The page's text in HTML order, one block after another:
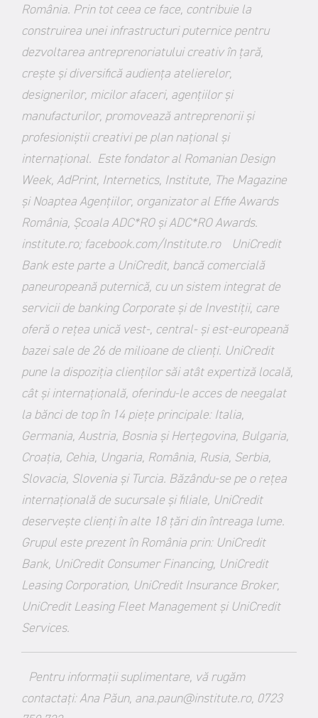
România. Prin tot ceea ce face, contribuie la
construirea unei infrastructuri puternice pentru
dezvoltarea antreprenoriatului creativ în țară,
crește și diversifică audiența atelierelor,
designerilor, micilor afaceri, agențiilor și
manufacturilor, promovează antreprenorii și
profesioniștii creativi pe plan național și
internațional. Este fondator al Romanian Design
Week, AdPrint, Internetics, Institute, The Magazine
şi Noaptea Agenţiilor, organizator al Effie Awards
România, Şcoala ADC*RO şi ADC*RO Awards.
institute.ro; facebook.com/Institute.ro
UniCredit
Bankeste parte a UniCredit, bancă comercială
paneuropeană puternică, cu un sistem integrat de
servicii de banking Corporate şi de Investiţii, care
oferă o rețea unică vest-, central- şi est-europeană
bazei sale de 26 de milioane de clienți. UniCredit
pune la dispoziția clienților săi atât expertiză locală,
cât și internațională, oferindu-le acces de neegalat
la bănci de top în 14 piețe principale: Italia,
Germania, Austria, Bosnia și Herțegovina, Bulgaria,
Croația, Cehia, Ungaria, România, Rusia, Serbia,
Slovacia, Slovenia și Turcia. Băzându-se pe o rețea
internațională de sucursale și filiale, UniCredit
deservește clienți în alte 18 țări din întreaga lume.
Grupul este prezent în România prin: UniCredit
Bank, UniCredit Consumer Financing, UniCredit
Leasing Corporation, UniCredit Insurance Broker,
UniCredit Leasing Fleet Management şi UniCredit
Services.
Pentru informații suplimentare, vă rugăm
contactați: Ana Păun, ana.paun@institute.ro, 0723